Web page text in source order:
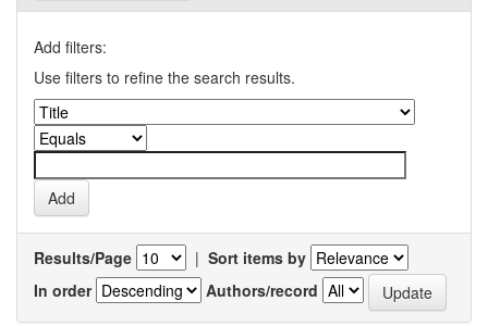
Add filters:
Use filters to refine the search results.
Results/Page | Sort items by
In order
Authors/record